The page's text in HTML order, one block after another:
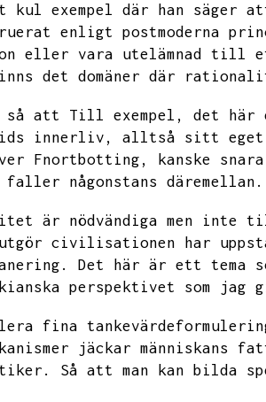
kul exempel där han
enligt postmoderna
eller vara utelämnad till
det domäner där
så att Till exempel, det här
innerliv,
alltså sitt
Fnortbotting, kanske
faller någonstans däremellan.
är nödvändiga men inte
civilisationen har
Det här är ett tema
perspektivet som
fina
jäckar människans
Så att man kan bilda